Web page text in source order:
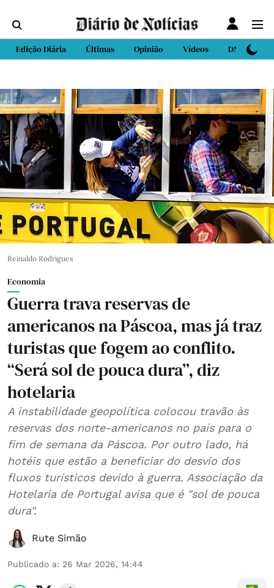
Edição Diária Últimas Opinião Vídeos DN Sport
Reinaldo Rodrigues
Economia
Guerra trava reservas de
americanos na Páscoa, mas já traz
turistas que fogem ao conflito.
“Será sol de pouca dura”, diz
hotelaria
A instabilidade geopolítica colocou travão às
reservas dos norte-americanos no país para o
fim de semana da Páscoa. Por outro lado, há
hotéis que estão a beneficiar do desvio dos
fluxos turísticos devido à guerra. Associação da
Hotelaria de Portugal avisa que é "sol de pouca
dura".
Rute Simão
Publicado a: 26 Mar 2026, 14:44